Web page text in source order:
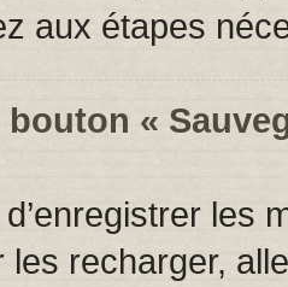
aux étapes
«
les
recharger,